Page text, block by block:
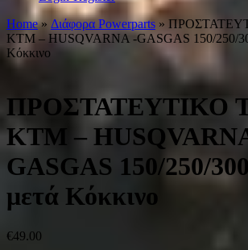
Home» Διάφορα Powerparts »
KTM – HUSQVARNA -GASGAS 150/250/
Κόκκινο
ΠΡΟΣΤΑΤΕΥΤΙΚΟ
KTM –
GASGAS 150/250/
μετά Κόκκινο
€49.00